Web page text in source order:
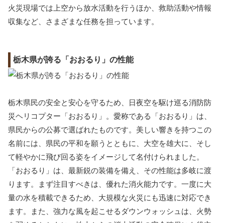
火災現場では上空から放水活動を行うほか、救助活動や情報
収集など、さまざまな任務を担っています。
栃木県が誇る「おおるり」の性能
栃木県民の安全と安心を守るため、日夜空を駆け巡る消防防
災ヘリコプター「おおるり」。愛称である「おおるり」は、
県民からの公募で選ばれたものです。美しい響きを持つこの
名前には、県民の平和を願うとともに、大空を雄大に、そし
て軽やかに飛び回る姿をイメージして名付けられました。
「おおるり」は、最新鋭の装備を備え、その性能は多岐に渡
ります。まず注目すべきは、優れた消火能力です。一度に大
量の水を積載できるため、大規模な火災にも迅速に対応でき
ます。また、強力な風を起こせるダウンウォッシュは、火勢